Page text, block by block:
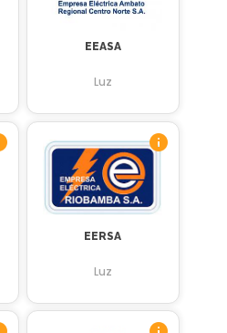
EEASA
Luz
EERSA
Luz